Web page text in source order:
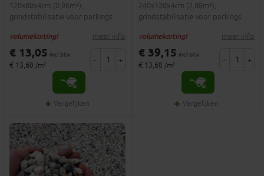
120x80x4cm (0,96m²),
grindstabilisatie voor parkings
volumekorting! meer info
€ 13,05 incl.btw
€ 13,60 /m²
- +
Vergelijken
240x120x4cm (2,88m²),
grindstabilisatie voor parkings
volumekorting! meer info
€ 39,15 incl.btw
€ 13,60 /m²
- +
Vergelijken